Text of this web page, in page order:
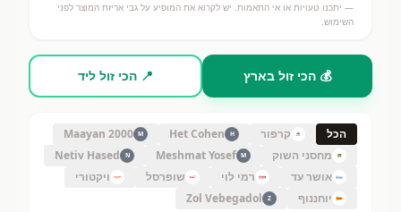
— יתכנו טעויות או אי התאמות. יש לקרוא את המופיע על גבי אריזת המוצר לפני
השימוש.
💰 הכי זול בארץ 📍 הכי זול ליד
הכל קרפור H
Het Cohen
M
Maayan 2000
מחסני השוק
M
Meshmat Yosef
N
Netiv Hased
אושר עד
רמי לוי שופרסל
ויקטורי
יוחננוף
Z
Zol Vebegadol